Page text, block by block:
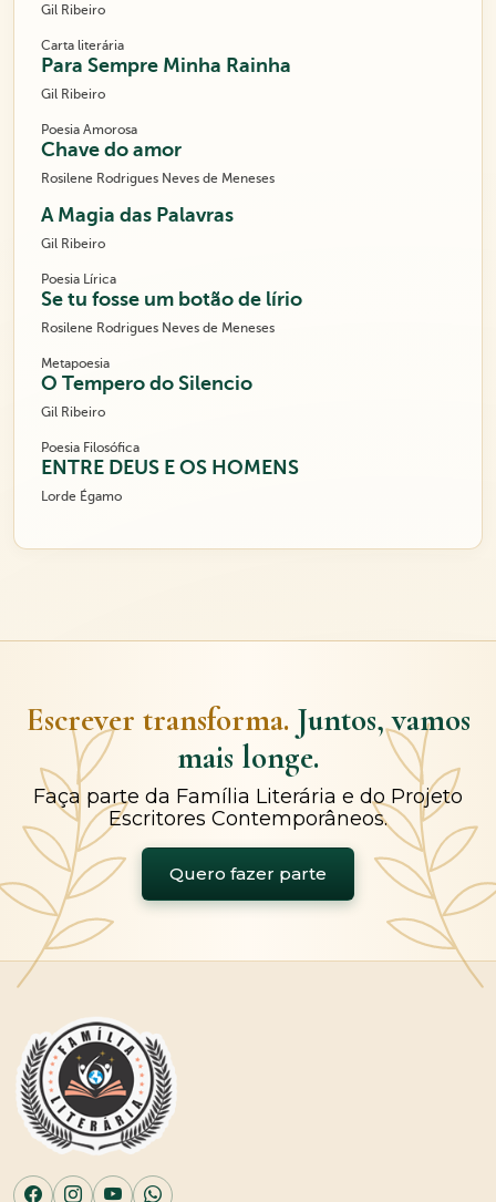
Gil Ribeiro
Carta literária
Para Sempre Minha Rainha
Gil Ribeiro
Poesia Amorosa
Chave do amor
Rosilene Rodrigues Neves de Meneses
A Magia das Palavras
Gil Ribeiro
Poesia Lírica
Se tu fosse um botão de lírio
Rosilene Rodrigues Neves de Meneses
Metapoesia
O Tempero do Silencio
Gil Ribeiro
Poesia Filosófica
ENTRE DEUS E OS HOMENS
Lorde Égamo
Escrever transforma. Juntos, vamos
mais longe.
Faça parte da Família Literária e do Projeto
Escritores Contemporâneos.
Quero fazer parte